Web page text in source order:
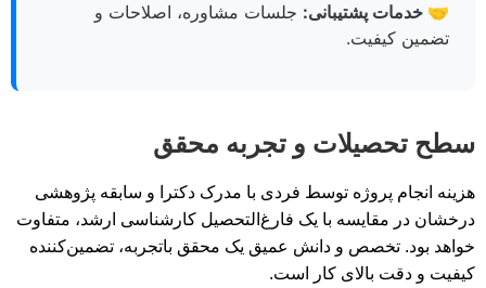
🤝 خدمات پشتیبانی: جلسات مشاوره، اصلاحات و
تضمین کیفیت.
سطح تحصیلات و تجربه محقق
هزینه انجام پروژه توسط فردی با مدرک دکترا و سابقه پژوهشی
درخشان در مقایسه با یک فارغ‌التحصیل کارشناسی ارشد، متفاوت
خواهد بود. تخصص و دانش عمیق یک محقق باتجربه، تضمین‌کننده
کیفیت و دقت بالای کار است.